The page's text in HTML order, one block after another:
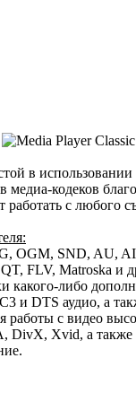
в
медиа-кодеков
с любого
OGM, SND, AU,
FLV, Matroska и
либо
и DTS аудио, а
с видео
DivX, Xvid, а также